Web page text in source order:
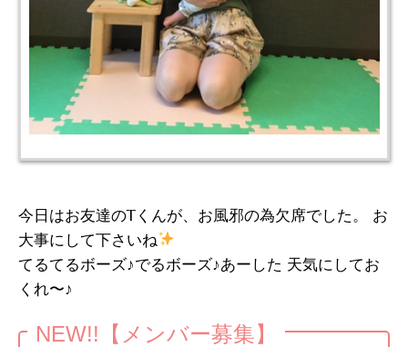
今日はお友達のTくんが、お風邪の為欠席でした。 お
大事にして下さいね
てるてるボーズ♪でるボーズ♪あーした 天気にしてお
くれ〜♪
NEW!!【メンバー募集】